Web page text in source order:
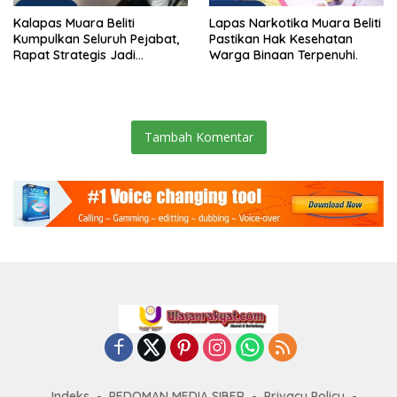
Kalapas Muara Beliti
Kumpulkan Seluruh Pejabat,
Rapat Strategis Jadi
Lapas Narkotika Muara Beliti
Pastikan Hak Kesehatan
Warga Binaan Terpenuhi.
Tambah Komentar